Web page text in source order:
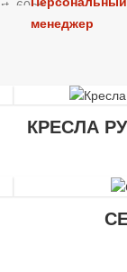
менеджер
КРЕСЛА